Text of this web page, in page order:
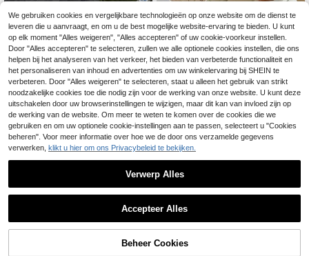
7
Firerie
EU Warehouse Firerie Nieuwe dames
top in bordeauxrood met ruches bij
de halslijn, pailletten en bloemenpri
nt, romantische top voor bruiloften,
clubavonden en avondjes uit, vaka
ntie, sexy muziekfestival
18 .76€
SHEIN Bubbli Damesmode Tanktop
met pailletten, gekruist, diepe V-hal
s en kralen bloemenprint op de rug
8 over
11.47€
TOEVOEGEN AAN WINKELWAGEN
We gebruiken cookies en vergelijkbare technologieën op onze website om de dienst te
leveren die u aanvraagt, en om u de best mogelijke website-ervaring te bieden. U kunt
op elk moment "Alles weigeren", "Alles accepteren" of uw cookie-voorkeur instellen.
Door "Alles accepteren" te selecteren, zullen we alle optionele cookies instellen, die ons
helpen bij het analyseren van het verkeer, het bieden van verbeterde functionaliteit en
het personaliseren van inhoud en advertenties om uw winkelervaring bij SHEIN te
verbeteren. Door "Alles weigeren" te selecteren, staat u alleen het gebruik van strikt
noodzakelijke cookies toe die nodig zijn voor de werking van onze website. U kunt deze
uitschakelen door uw browserinstellingen te wijzigen, maar dit kan van invloed zijn op
de werking van de website. Om meer te weten te komen over de cookies die we
gebruiken en om uw optionele cookie-instellingen aan te passen, selecteert u "Cookies
beheren". Voor meer informatie over hoe we de door ons verzamelde gegevens
verwerken, klikt u hier om ons Privacybeleid te bekijken.
Verwerp Alles
Accepteer Alles
Beheer Cookies